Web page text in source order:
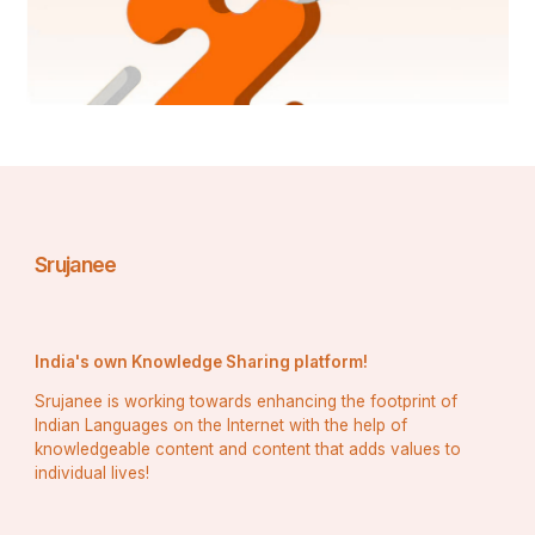
कारगिल युद्ध शुरू हो गया। इसके अलावा, भारत और पाकिस्तान
के दो देशों के बीच खूनी लड़ाई की एक श्रृंखला लड़ी गई।
राष्ट्रवाद का उदय :-
Srujanee
India's own Knowledge Sharing platform!
Srujanee is working towards enhancing the footprint of
Indian Languages on the Internet with the help of
knowledgeable content and content that adds values to
individual lives!